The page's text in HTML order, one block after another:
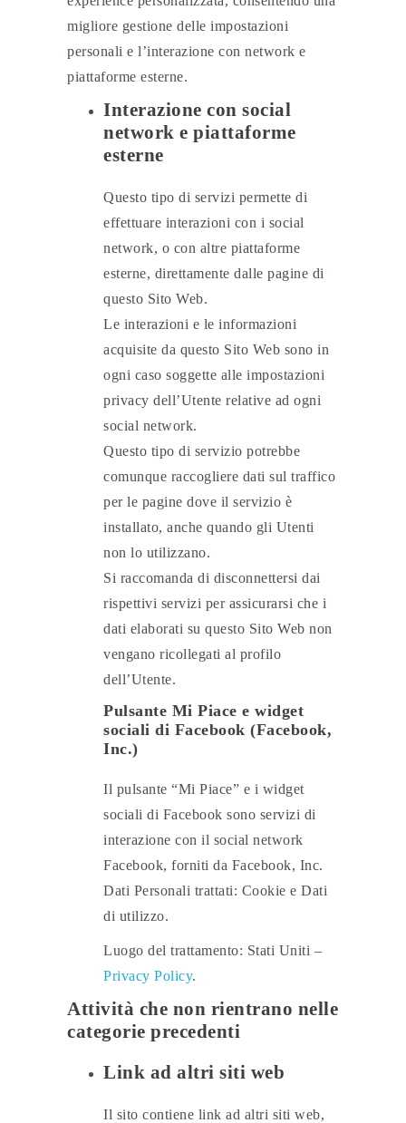
migliore gestione delle impostazioni
personali e l’interazione con network e
piattaforme esterne.
Interazione con social
network e piattaforme
esterne
Questo tipo di servizi permette di
effettuare interazioni con i social
network, o con altre piattaforme
esterne, direttamente dalle pagine di
questo Sito Web.
Le interazioni e le informazioni
acquisite da questo Sito Web sono in
ogni caso soggette alle impostazioni
privacy dell’Utente relative ad ogni
social network.
Questo tipo di servizio potrebbe
comunque raccogliere dati sul traffico
per le pagine dove il servizio è
installato, anche quando gli Utenti
non lo utilizzano.
Si raccomanda di disconnettersi dai
rispettivi servizi per assicurarsi che i
dati elaborati su questo Sito Web non
vengano ricollegati al profilo
dell’Utente.
Pulsante Mi Piace e widget
sociali di Facebook (Facebook,
Inc.)
Il pulsante “Mi Piace” e i widget
sociali di Facebook sono servizi di
interazione con il social network
Facebook, forniti da Facebook, Inc.
Dati Personali trattati: Cookie e Dati
di utilizzo.
Luogo del trattamento: Stati Uniti –
Privacy Policy.
Attività che non rientrano nelle
categorie precedenti
Link ad altri siti web
Il sito contiene link ad altri siti web,